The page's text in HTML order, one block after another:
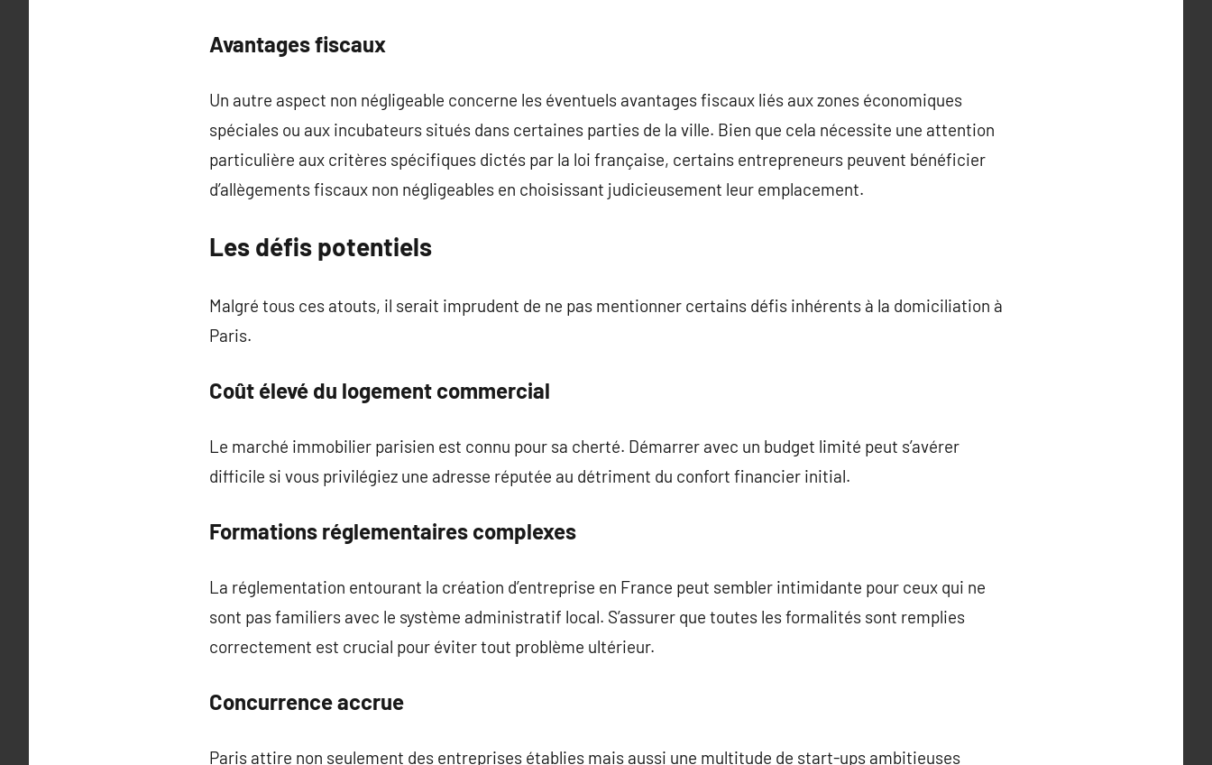
Avantages fiscaux
Un autre aspect non négligeable concerne les éventuels avantages fiscaux liés aux zones économiques
spéciales ou aux incubateurs situés dans certaines parties de la ville. Bien que cela nécessite une attention
particulière aux critères spécifiques dictés par la loi française, certains entrepreneurs peuvent bénéficier
d’allègements fiscaux non négligeables en choisissant judicieusement leur emplacement.
Les défis potentiels
Malgré tous ces atouts, il serait imprudent de ne pas mentionner certains défis inhérents à la domiciliation à
Paris.
Coût élevé du logement commercial
Le marché immobilier parisien est connu pour sa cherté. Démarrer avec un budget limité peut s’avérer
difficile si vous privilégiez une adresse réputée au détriment du confort financier initial.
Formations réglementaires complexes
La réglementation entourant la création d’entreprise en France peut sembler intimidante pour ceux qui ne
sont pas familiers avec le système administratif local. S’assurer que toutes les formalités sont remplies
correctement est crucial pour éviter tout problème ultérieur.
Concurrence accrue
Paris attire non seulement des entreprises établies mais aussi une multitude de start-ups ambitieuses